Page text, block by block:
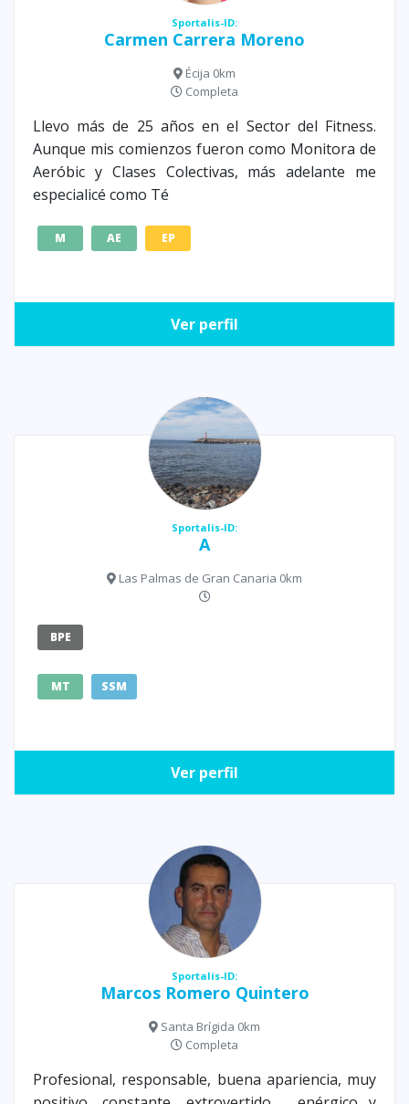
Sportalis-ID:
Carmen Carrera Moreno
Écija 0km
Completa
Llevo más de 25 años en el Sector del Fitness.
Aunque mis comienzos fueron como Monitora de
Aeróbic y Clases Colectivas, más adelante me
especialicé como Té
M AE EP
Ver perfil
Sportalis-ID:
A
Las Palmas de Gran Canaria 0km
BPE
MT SSM
Ver perfil
Sportalis-ID:
Marcos Romero Quintero
Santa Brígida 0km
Completa
Profesional, responsable, buena apariencia, muy